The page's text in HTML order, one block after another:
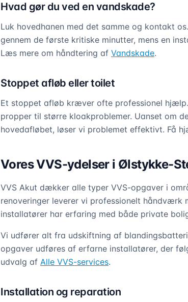
Hvad gør du ved en vandskade?
Luk hovedhanen med det samme og kontakt
gennem de første kritiske minutter, mens en
Læs mere om håndtering af Vandskade.
Stoppet afløb eller toilet
Et stoppet afløb kræver ofte professionel
propper til større kloakproblemer. Uanset om
hovedafløbet, løser vi problemet effektivt. Få
Vores VVS-ydelser i Ølstykke-
VVS Akut dækker alle typer VVS-opgaver i
renoveringer leverer vi professionelt
installatører har erfaring med både private
Vi udfører alt fra udskiftning af
opgaver udføres af erfarne installatører, der
udvalg af Alle VVS-services.
Installation og reparation